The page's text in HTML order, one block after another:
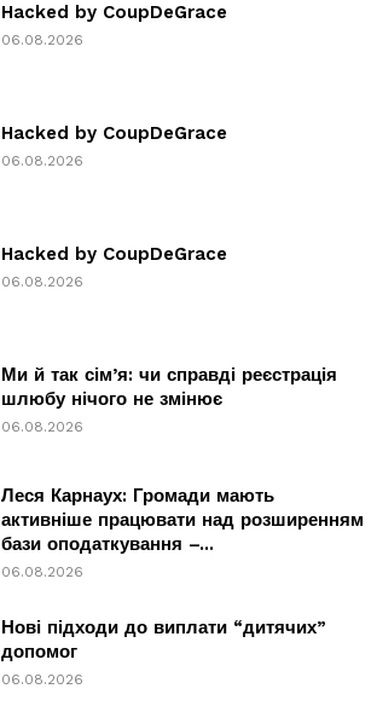
Hacked by CoupDeGrace
06.08.2026
Hacked by CoupDeGrace
06.08.2026
Hacked by CoupDeGrace
06.08.2026
Ми й так сім’я: чи справді реєстрація
шлюбу нічого не змінює
06.08.2026
Леся Карнаух: Громади мають
активніше працювати над розширенням
бази оподаткування –...
06.08.2026
Нові підходи до виплати “дитячих”
допомог
06.08.2026